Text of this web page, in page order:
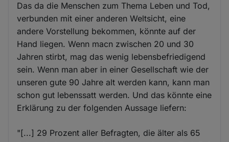
Das da die Menschen zum Thema Leben und Tod,
verbunden mit einer anderen Weltsicht, eine
andere Vorstellung bekommen, könnte auf der
Hand liegen. Wenn macn zwischen 20 und 30
Jahren stirbt, mag das wenig lebensbefriedigend
sein. Wenn man aber in einer Gesellschaft wie der
unseren gute 90 Jahre alt werden kann, kann man
schon gut lebenssatt werden. Und das könnte eine
Erklärung zu der folgenden Aussage liefern:
"[...] 29 Prozent aller Befragten, die älter als 65